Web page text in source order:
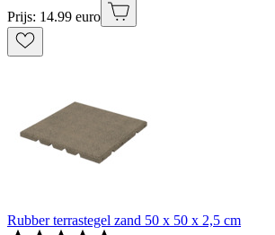
Prijs: 14.99 euro
Rubber terrastegel zand 50 x 50 x 2,5 cm